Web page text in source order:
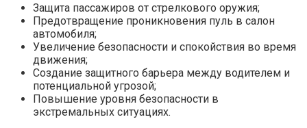
Защита пассажиров от стрелкового оружия;
Предотвращение проникновения пуль в салон
автомобиля;
Увеличение безопасности и спокойствия во время
движения;
Создание защитного барьера между водителем и
потенциальной угрозой;
Повышение уровня безопасности в
экстремальных ситуациях.